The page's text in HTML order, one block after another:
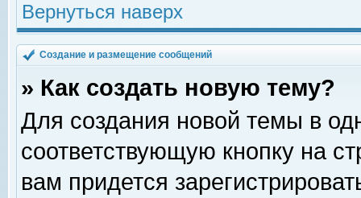
Вернуться наверх
Создание и размещение сообщений
» Как создать новую тему?
Для создания новой темы в
соответствующую кнопку на
вам придется